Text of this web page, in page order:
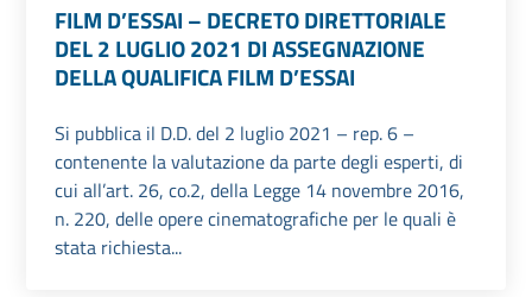
FILM D’ESSAI – DECRETO DIRETTORIALE
DEL 2 LUGLIO 2021 DI ASSEGNAZIONE
DELLA QUALIFICA FILM D’ESSAI
Si pubblica il D.D. del 2 luglio 2021 – rep. 6 –
contenente la valutazione da parte degli esperti, di
cui all’art. 26, co.2, della Legge 14 novembre 2016,
n. 220, delle opere cinematografiche per le quali è
stata richiesta...